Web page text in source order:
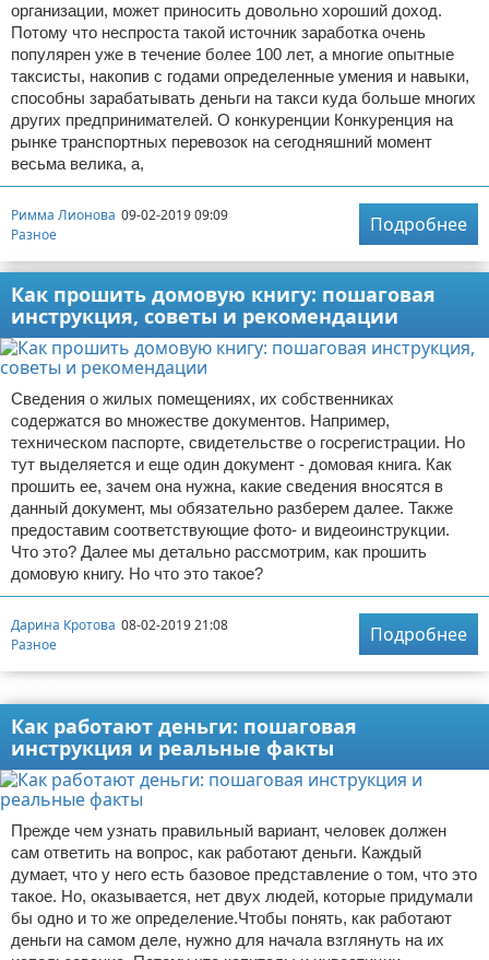
организации, может приносить довольно хороший доход.
Потому что неспроста такой источник заработка очень
популярен уже в течение более 100 лет, а многие опытные
таксисты, накопив с годами определенные умения и навыки,
способны зарабатывать деньги на такси куда больше многих
других предпринимателей. О конкуренции Конкуренция на
рынке транспортных перевозок на сегодняшний момент
весьма велика, а,
Римма Лионова 09-02-2019 09:09
Разное
Подробнее
Как прошить домовую книгу: пошаговая
инструкция, советы и рекомендации
Сведения о жилых помещениях, их собственниках
содержатся во множестве документов. Например,
техническом паспорте, свидетельстве о госрегистрации. Но
тут выделяется и еще один документ - домовая книга. Как
прошить ее, зачем она нужна, какие сведения вносятся в
данный документ, мы обязательно разберем далее. Также
предоставим соответствующие фото- и видеоинструкции.
Что это? Далее мы детально рассмотрим, как прошить
домовую книгу. Но что это такое?
Дарина Кротова 08-02-2019 21:08
Разное
Подробнее
Как работают деньги: пошаговая
инструкция и реальные факты
Прежде чем узнать правильный вариант, человек должен
сам ответить на вопрос, как работают деньги. Каждый
думает, что у него есть базовое представление о том, что это
такое. Но, оказывается, нет двух людей, которые придумали
бы одно и то же определение.Чтобы понять, как работают
деньги на самом деле, нужно для начала взглянуть на их